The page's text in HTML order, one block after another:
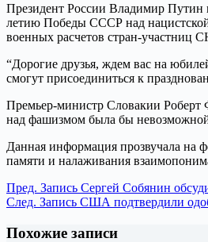
Президент России Владимир Путин
летию Победы СССР над нацистской
военных расчетов стран-участниц
“Дорогие друзья, ждем вас на
смогут присоединиться к
Премьер-министр Словакии Роберт
над фашизмом была бы
Данная информация прозвучала на
памяти и налаживания
Пред. Запись Сергей Собянин
След. Запись США подтвердили
Похожие записи